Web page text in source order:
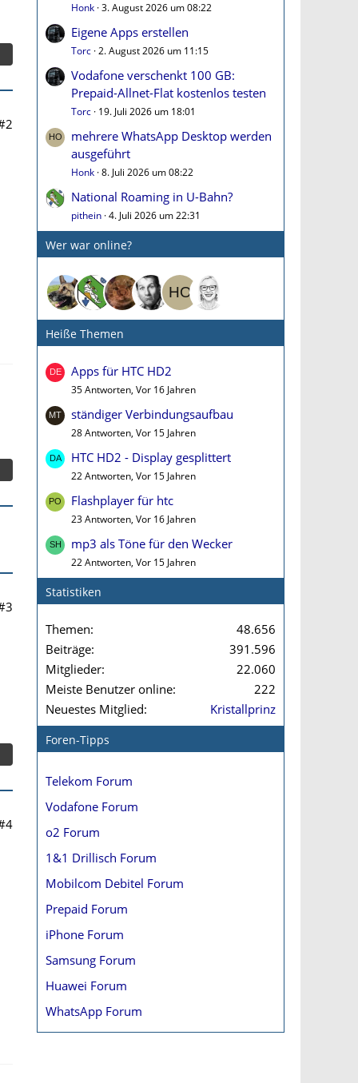
Honk 3. August 2026 um 08:22
Eigene Apps erstellen
Torc 2. August 2026 um 11:15
Vodafone verschenkt 100 GB:
Prepaid-Allnet-Flat kostenlos testen
Torc 19. Juli 2026 um 18:01
mehrere WhatsApp Desktop werden
ausgeführt
Honk 8. Juli 2026 um 08:22
National Roaming in U-Bahn?
pithein 4. Juli 2026 um 22:31
Wer war online?
Heiße Themen
Apps für HTC HD2
35 Antworten, Vor 16 Jahren
ständiger Verbindungsaufbau
28 Antworten, Vor 15 Jahren
HTC HD2 - Display gesplittert
22 Antworten, Vor 15 Jahren
Flashplayer für htc
23 Antworten, Vor 16 Jahren
mp3 als Töne für den Wecker
22 Antworten, Vor 15 Jahren
Statistiken
Themen
48.656
Beiträge
391.596
Mitglieder
22.060
Meiste Benutzer online
222
Neuestes Mitglied
Kristallprinz
Foren-Tipps
Telekom Forum
Vodafone Forum
o2 Forum
1&1 Drillisch Forum
Mobilcom Debitel Forum
Prepaid Forum
iPhone Forum
Samsung Forum
Huawei Forum
WhatsApp Forum